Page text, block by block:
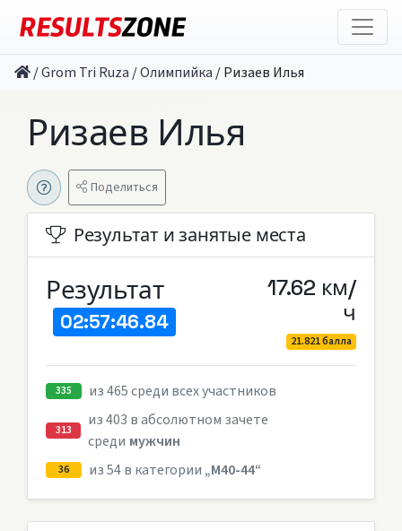
/Grom Tri Ruza /Олимпийка /Ризаев Илья
Ризаев Илья
Поделиться
Результат и занятые места
Результат
02:57:46.84
17.62 км/
ч
21.821 балла
335 из 465 среди всех участников
313
из 403 в абсолютном зачете
среди мужчин
36 из 54 в категории „M40-44“